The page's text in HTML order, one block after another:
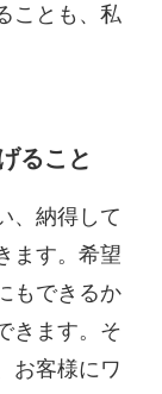
ことも、私
ること
、納得して
ます。希望
もできるか
きます。そ
お客様にワ